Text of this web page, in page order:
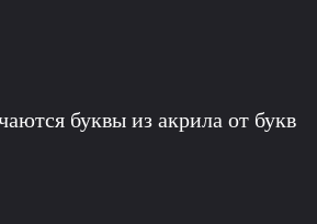
буквы из акрила от букв